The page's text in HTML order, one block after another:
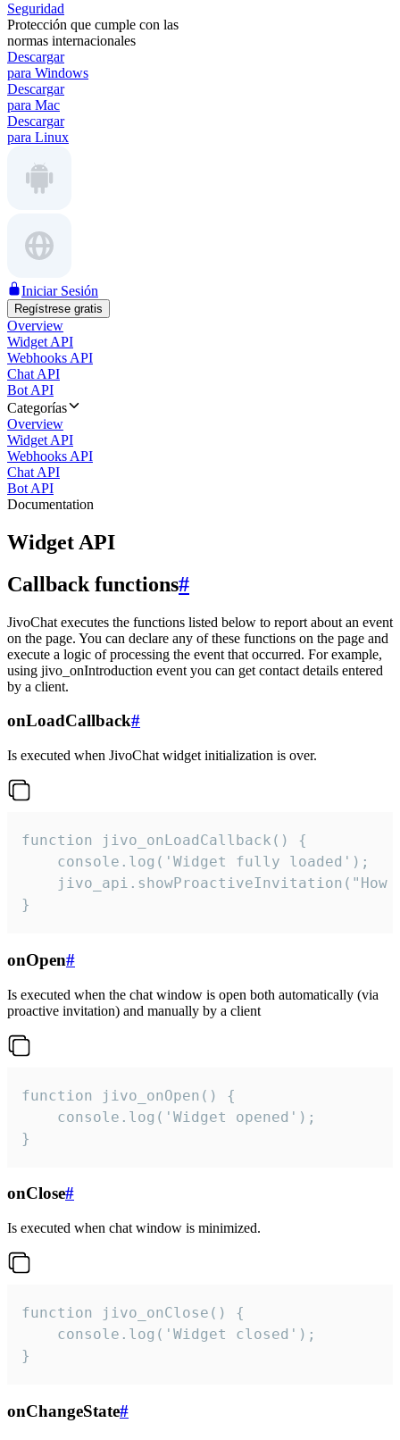
Seguridad
Protección que cumple con las
normas internacionales
Descargar
para Windows
Descargar
para Mac
Descargar
para Linux
Iniciar Sesión
Regístrese gratis
Overview
Widget API
Webhooks API
Chat API
Bot API
Categorías
Overview
Widget API
Webhooks API
Chat API
Bot API
Documentation
Widget API
Callback functions#
JivoChat executes the functions listed below to report about an event
on the page. You can declare any of these functions on the page and
execute a logic of processing the event that occurred. For example,
using jivo_onIntroduction event you can get contact details entered
by a client.
onLoadCallback#
Is executed when JivoChat widget initialization is over.
function jivo_onLoadCallback() {
    console.log('Widget fully loaded');
jivo_api.showProactiveInvitation("How
}
onOpen#
Is executed when the chat window is open both automatically (via
proactive invitation) and manually by a client
function jivo_onOpen() {
    console.log('Widget opened');
}
onClose#
Is executed when chat window is minimized.
function jivo_onClose() {
    console.log('Widget closed');
}
onChangeState#